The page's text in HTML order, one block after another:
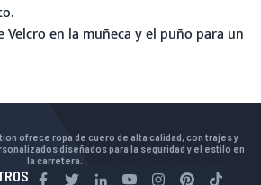
Velcro en la muñeca y el puño para un
ofrece ropa de cuero de alta calidad, con trajes y
diseñados para la seguridad y el estilo en
la carretera.